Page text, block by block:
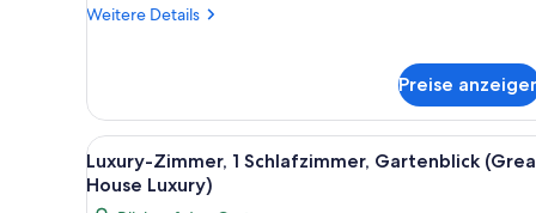
Grove
Weitere Details
Weitere
Schlafzimmer,
Gartenblick
(Riviera
Bamboo
Preise
Alle
Fotos
für
Ein Balkon mit Tisch und
3
Luxury-Zimmer, 1 Schlafzimmer, Gartenblick
House Luxury)